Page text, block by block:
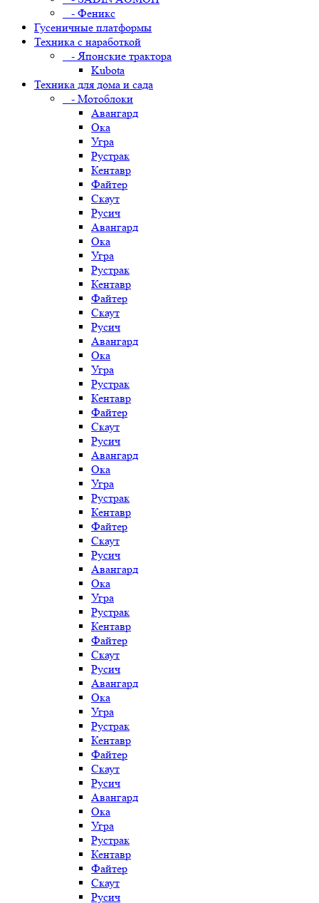
- Феникс
Гусеничные платформы
Техника с наработкой
- Японские трактора
Kubota
Техника для дома и сада
- Мотоблоки
Авангард
Ока
Угра
Рустрак
Кентавр
Файтер
Скаут
Русич
Авангард
Ока
Угра
Рустрак
Кентавр
Файтер
Скаут
Русич
Авангард
Ока
Угра
Рустрак
Кентавр
Файтер
Скаут
Русич
Авангард
Ока
Угра
Рустрак
Кентавр
Файтер
Скаут
Русич
Авангард
Ока
Угра
Рустрак
Кентавр
Файтер
Скаут
Русич
Авангард
Ока
Угра
Рустрак
Кентавр
Файтер
Скаут
Русич
Авангард
Ока
Угра
Рустрак
Кентавр
Файтер
Скаут
Русич